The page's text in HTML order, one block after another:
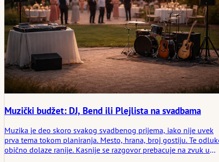
Muzički budžet: DJ, Bend ili Plejlista na svadbama
Muzika je deo skoro svakog svadbenog prijema, iako nije uvek
prva tema tokom planiranja. Mesto, hrana, broj gostiju. Te
obično dolaze ranije. Kasnije se razgovor prebacuje na zvuk u